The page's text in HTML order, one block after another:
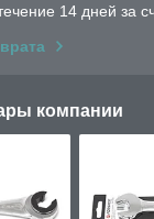
14 дней за
компании